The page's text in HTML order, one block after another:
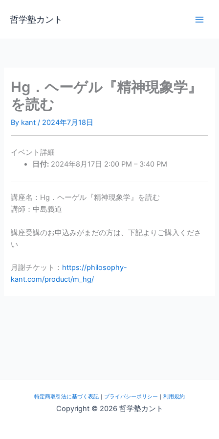
ス
哲学塾カント
Hg．ヘーゲル『精神現象学』
を読む
By kant/ 2024年7月18日
イベント詳細
日付: 2024年8月17日 2:00 PM – 3:40 PM
講座名：Hg．ヘーゲル『精神現象学』を読む
講師：中島義道
講座受講のお申込みがまだの方は、下記よりご購入くださ
い
月謝チケット： https://philosophy-
kant.com/product/m_hg/
特定商取引法に基づく表記 ｜ プライバシーポリシー ｜ 利用規約
Copyright © 2026 哲学塾カント